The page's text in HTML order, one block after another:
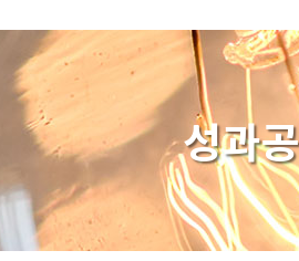
성과